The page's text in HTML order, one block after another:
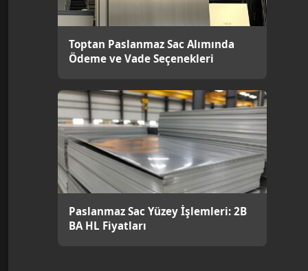
Toptan Paslanmaz Sac Alımında
Ödeme ve Vade Seçenekleri
Paslanmaz Sac Yüzey İşlemleri: 2B
BA HL Fiyatları